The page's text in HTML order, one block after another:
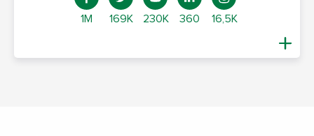
1M 169K 230K 360 16,5K